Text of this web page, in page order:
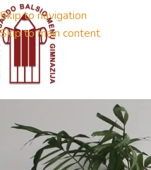
Skip to navigation
Skip to main content